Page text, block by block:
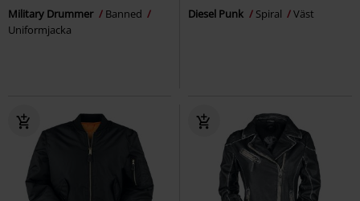
Military Drummer
Banned
Uniformjacka
Diesel Punk Spiral Väst